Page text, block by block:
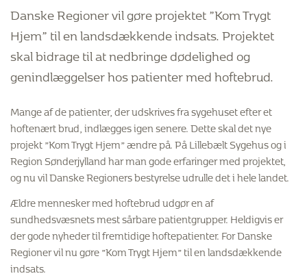
Danske Regioner vil gøre projektet ”Kom Trygt
Hjem” til en landsdækkende indsats. Projektet
skal bidrage til at nedbringe dødelighed og
genindlæggelser hos patienter med hoftebrud.
Mange af de patienter, der udskrives fra sygehuset efter et
hoftenært brud, indlægges igen senere. Dette skal det nye
projekt ”Kom Trygt Hjem” ændre på. På Lillebælt Sygehus og i
Region Sønderjylland har man gode erfaringer med projektet,
og nu vil Danske Regioners bestyrelse udrulle det i hele landet.
Ældre mennesker med hoftebrud udgør en af
sundhedsvæsnets mest sårbare patientgrupper. Heldigvis er
der gode nyheder til fremtidige hoftepatienter. For Danske
Regioner vil nu gøre ”Kom Trygt Hjem” til en landsdækkende
indsats.